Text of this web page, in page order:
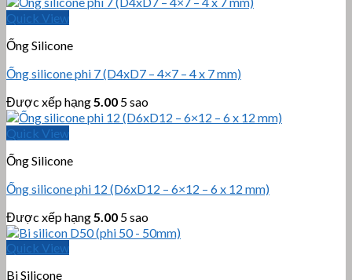
Quick View
Ống Silicone
Ống silicone phi 7 (D4xD7 – 4×7 – 4 x 7 mm)
Được xếp hạng 5.00 5 sao
Quick View
Ống Silicone
Ống silicone phi 12 (D6xD12 – 6×12 – 6 x 12 mm)
Được xếp hạng 5.00 5 sao
Quick View
Bi Silicone